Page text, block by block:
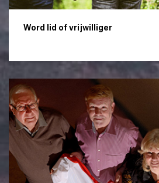
Word lid of vrijwilliger